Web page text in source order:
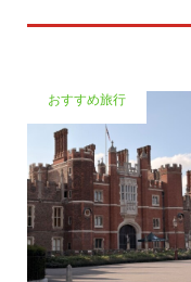
おすすめ旅行